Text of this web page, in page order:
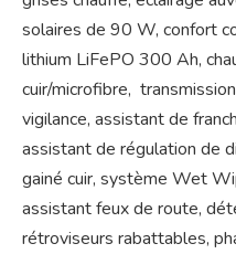
solaires de 90 W, confort
lithium LiFePO 300 Ah,
cuir/microfibre,
vigilance, assistant de
assistant de régulation de
gainé cuir, système Wet
assistant feux de route,
rétroviseurs rabattables,